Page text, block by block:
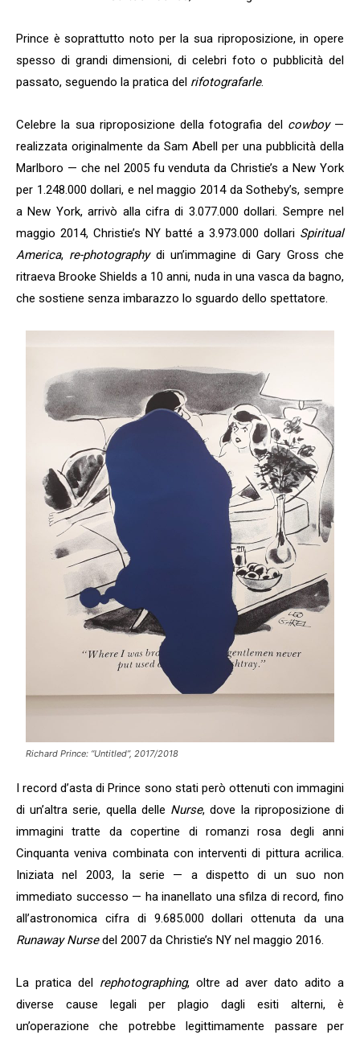
Prince è soprattutto noto per la sua riproposizione, in opere
spesso di grandi dimensioni, di celebri foto o pubblicità del
passato, seguendo la pratica del rifotografarle.
Celebre la sua riproposizione della fotografia del cowboy—
realizzata originalmente da Sam Abell per una pubblicità della
Marlboro — che nel 2005 fu venduta da Christie’s a New York
per 1.248.000 dollari, e nel maggio 2014 da Sotheby’s, sempre
a New York, arrivò alla cifra di 3.077.000 dollari. Sempre nel
maggio 2014, Christie’s NY batté a 3.973.000 dollari Spiritual
America, re-photographydi un’immagine di Gary Gross che
ritraeva Brooke Shields a 10 anni, nuda in una vasca da bagno,
che sostiene senza imbarazzo lo sguardo dello spettatore.
Richard Prince: “Untitled”, 2017/2018
I record d’asta di Prince sono stati però ottenuti con immagini
di un’altra serie, quella delle Nurse, dove la riproposizione di
immagini tratte da copertine di romanzi rosa degli anni
Cinquanta veniva combinata con interventi di pittura acrilica.
Iniziata nel 2003, la serie — a dispetto di un suo non
immediato successo — ha inanellato una sfilza di record, fino
all’astronomica cifra di 9.685.000 dollari ottenuta da una
Runaway Nursedel 2007 da Christie’s NY nel maggio 2016.
La pratica del rephotographing, oltre ad aver dato adito a
diverse cause legali per plagio dagli esiti alterni, è
un’operazione che potrebbe legittimamente passare per